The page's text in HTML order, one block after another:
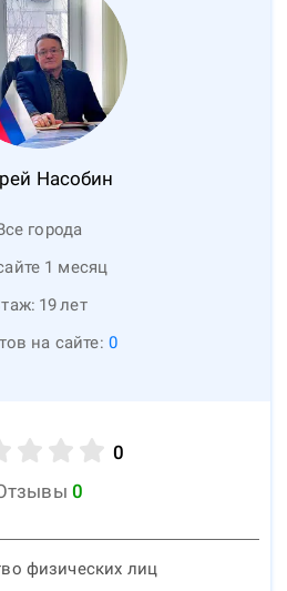
Насобин
города
1 месяц
19лет
на сайте: 0
0
0
физических лиц